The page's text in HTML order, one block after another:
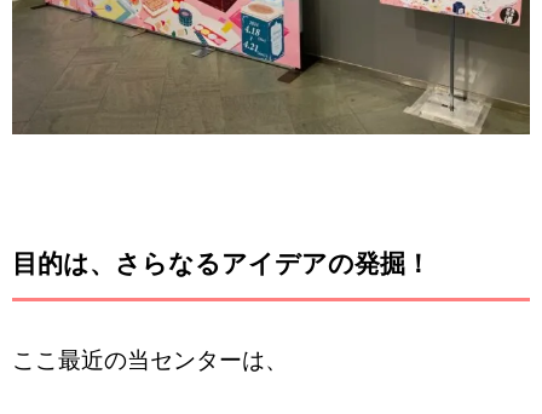
目的は、さらなるアイデアの発掘！
ここ最近の当センターは、